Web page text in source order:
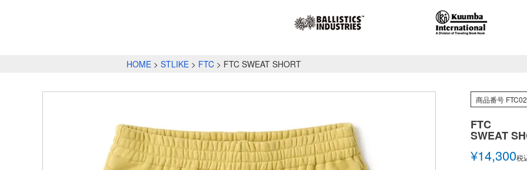
HOME STLIKE FTC FTC SWEAT SHORT
商品番号
FTC
SWEAT
¥14,300税